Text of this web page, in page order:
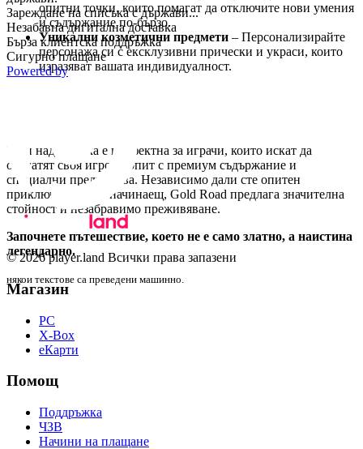
опитни точки, които помагат да отключите нови умения
и съдържание по-бързо.
Уникални козметични предмети – Персонализирайте
персонажа си с ексклузивни прически и украси, които
изразяват вашата индивидуалност.
Тази надстройка е перфектна за играчи, които искат да
обогатят своя игрови опит с премиум съдържание и
специални предимства. Независимо дали сте опитен
приключенец или начинаещ, Gold Road предлага значителна
стойност и незабравимо преживяване.
Започнете пътешествие, което не е само златно, а наистина
легендарно.
някои текстове са преведени машинно.
Зареждане на списъка с държави...
Незабавна дигитална доставка
Бърза клиентска поддръжка
Сигурно плащане
Powered by
© 2026 player.land Всички права запазени
Магазин
PC
X-Box
eКарти
Помощ
Поддръжка
ЧЗВ
Начини на плащане